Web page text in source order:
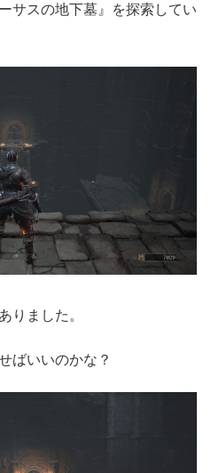
サスの地下墓』を探索してい
りました。
ばいいのかな？